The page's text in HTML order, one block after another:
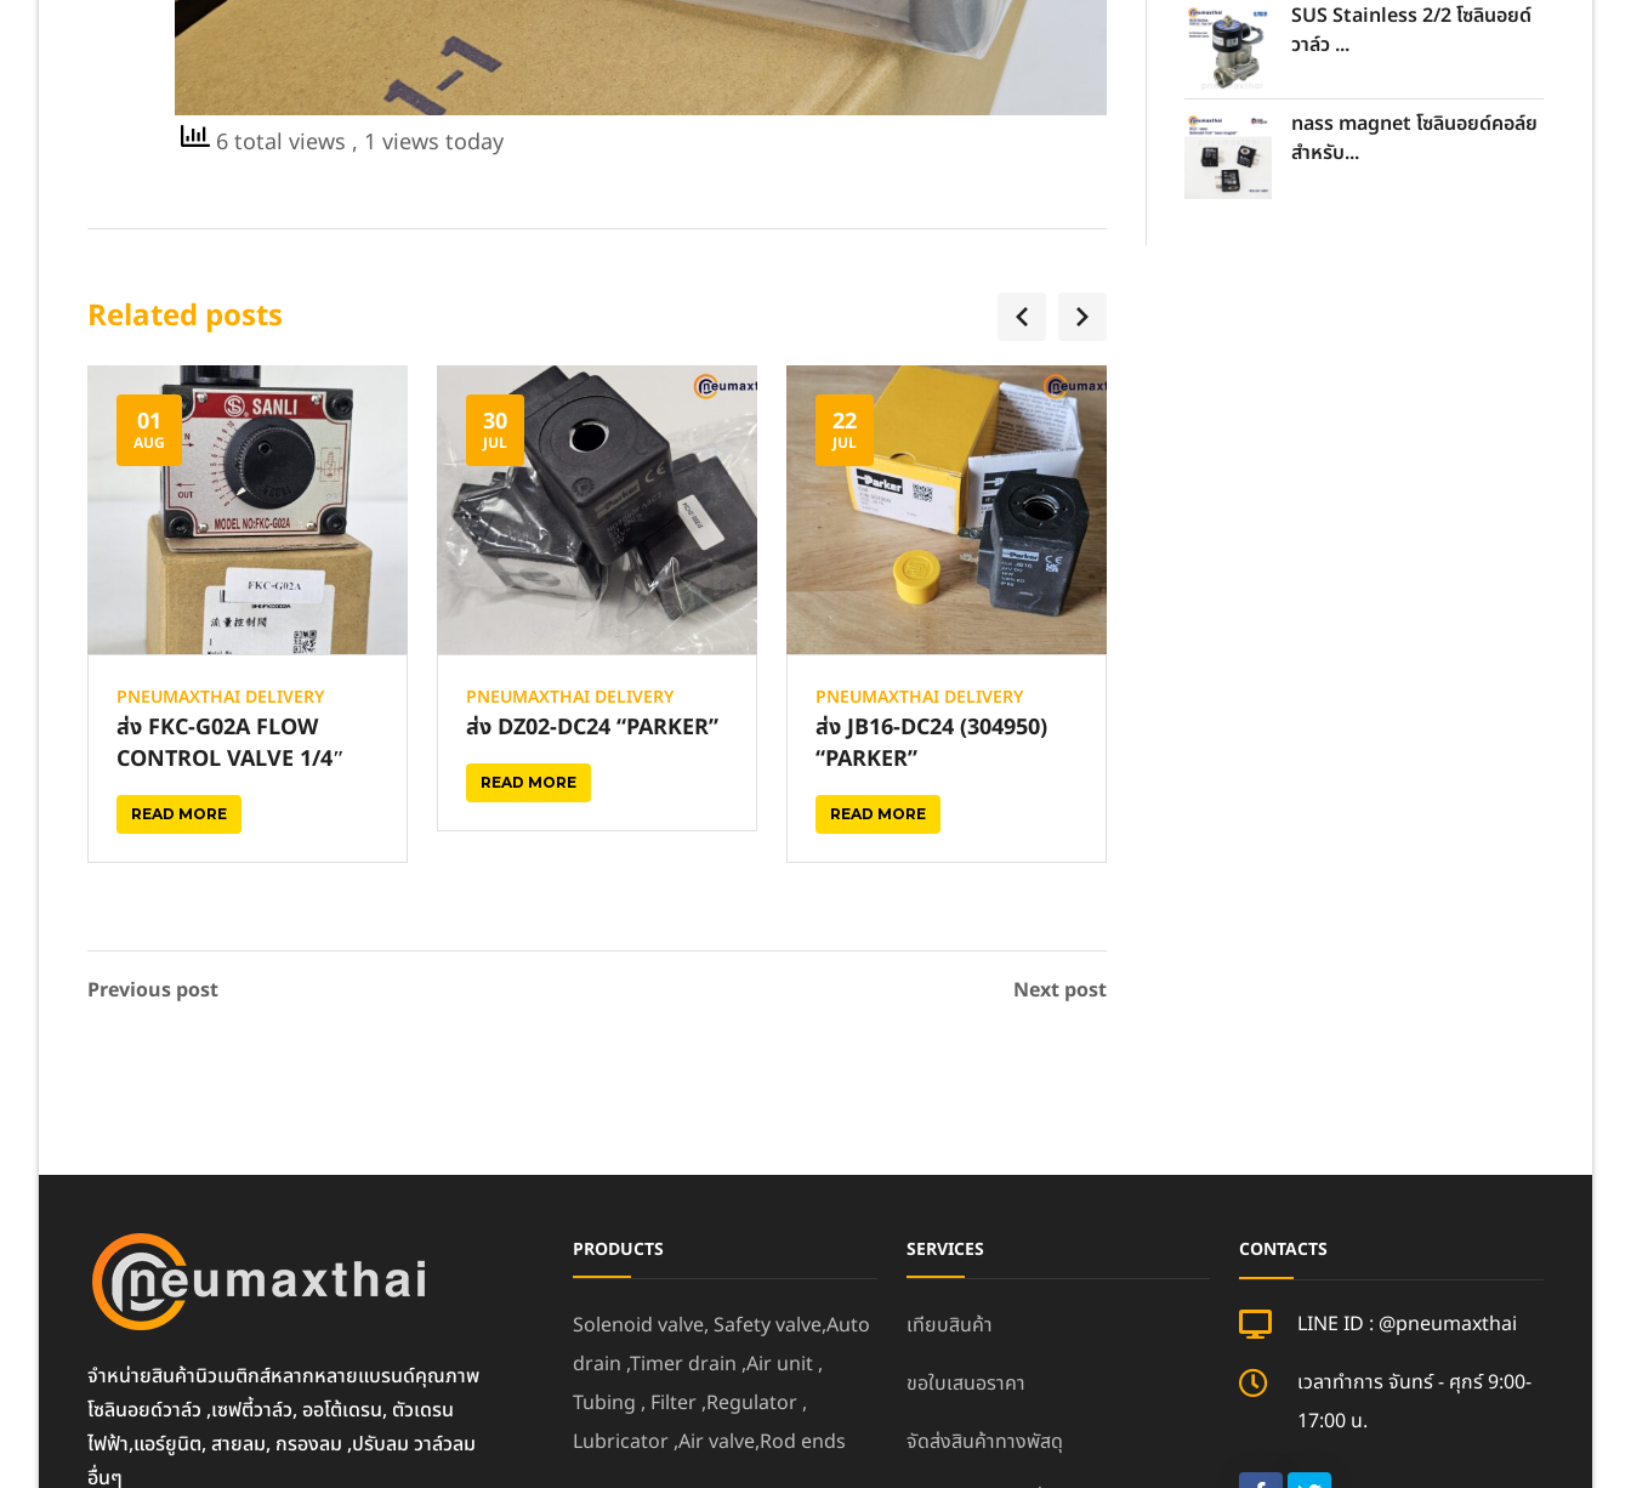
6 total views , 1 views today
Related posts
01
AUG
PNEUMAXTHAI DELIVERY
ส่ง FKC-G02A FLOW
CONTROL VALVE 1/4″
READ MORE
30
JUL
PNEUMAXTHAI DELIVERY
ส่ง DZ02-DC24 “PARKER”
READ MORE
22
JUL
PNEUMAXTHAI DELIVERY
ส่ง JB16-DC24 (304950)
“PARKER”
READ MORE
Previous post Next post
SUS Stainless 2/2 โซลินอยด์
วาล์ว ...
nass magnet โซลินอยด์คอล์ย
สำหรับ...
จำหน่ายสินค้านิวเมติกส์หลากหลายแบรนด์คุณภาพ
โซลินอยด์วาล์ว ,เซฟตี้วาล์ว, ออโต้เดรน, ตัวเดรน
ไฟฟ้า,แอร์ยูนิต, สายลม, กรองลม ,ปรับลม วาล์วลม
อื่นๆ
PRODUCTS
Solenoid valve, Safety valve,Auto
drain ,Timer drain ,Air unit ,
Tubing , Filter ,Regulator ,
Lubricator ,Air valve,Rod ends
SERVICES
เทียบสินค้า
ขอใบเสนอราคา
จัดส่งสินค้าทางพัสดุ
CONTACTS
LINE ID : @pneumaxthai
เวลาทำการ จันทร์ - ศุกร์ 9:00-
17:00 น.